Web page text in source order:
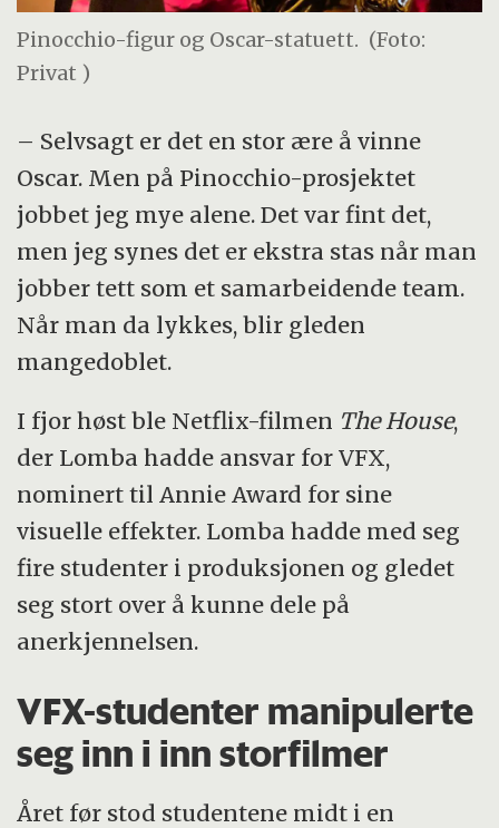
Pinocchio-figur og Oscar-statuett. (Foto:
Privat )
– Selvsagt er det en stor ære å vinne
Oscar. Men på Pinocchio-prosjektet
jobbet jeg mye alene. Det var fint det,
men jeg synes det er ekstra stas når man
jobber tett som et samarbeidende team.
Når man da lykkes, blir gleden
mangedoblet.
I fjor høst ble Netflix-filmen The House,
der Lomba hadde ansvar for VFX,
nominert til Annie Award for sine
visuelle effekter. Lomba hadde med seg
fire studenter i produksjonen og gledet
seg stort over å kunne dele på
anerkjennelsen.
VFX-studenter manipulerte
seg inn i inn storfilmer
Året før stod studentene midt i en